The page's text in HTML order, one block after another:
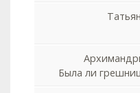
Была ли